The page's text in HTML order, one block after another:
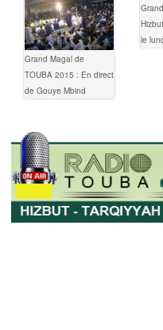
Grand Magal de
TOUBA 2015 : En direct
de Gouye Mbind
le